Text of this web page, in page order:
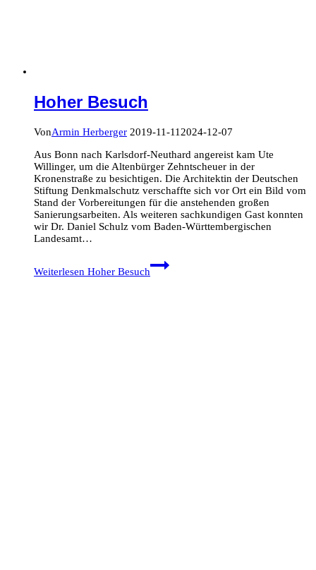
Hoher Besuch
VonArmin Herberger 2019-11-112024-12-07
Aus Bonn nach Karlsdorf-Neuthard angereist kam Ute
Willinger, um die Altenbürger Zehntscheuer in der
Kronenstraße zu besichtigen. Die Architektin der Deutschen
Stiftung Denkmalschutz verschaffte sich vor Ort ein Bild vom
Stand der Vorbereitungen für die anstehenden großen
Sanierungsarbeiten. Als weiteren sachkundigen Gast konnten
wir Dr. Daniel Schulz vom Baden-Württembergischen
Landesamt…
Weiterlesen Hoher Besuch